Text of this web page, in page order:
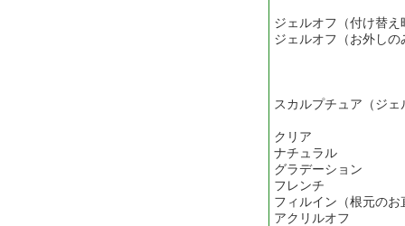
ジェルオフ（付け
ジェルオフ（お外
スカルプチュア（ジェ
クリア 1
ナチュラ
グラデーシ
フレンチ
フィルイン（根元
アクリルオ